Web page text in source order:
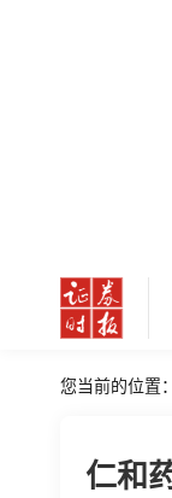
您当前的位置：
仁和